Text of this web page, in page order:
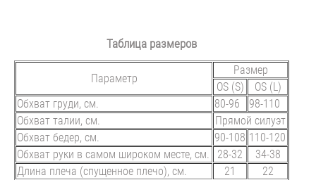
Таблица размеров
Параметр
Размер
OS (S)
OS (L)
Обхват груди, см.
80-96
98-110
Обхват талии, см.
Прямой силуэт
Обхват бедер, см.
90-108 110-120
Обхват руки в самом широком месте, см. 28-32
34-38
Длина плеча (спущенное плечо), см.
21 22